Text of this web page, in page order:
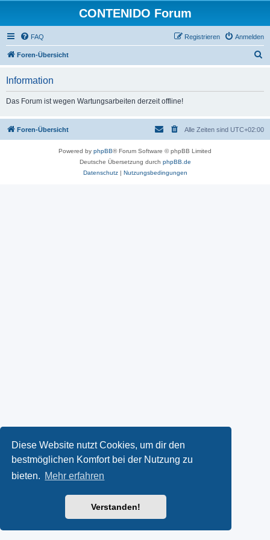
Diese Website nutzt Cookies, um dir den
bestmöglichen Komfort bei der Nutzung zu
bieten. Mehr erfahren
Verstanden!
CONTENIDO Forum
FAQ Anmelden
Registrieren
Foren-Übersicht
Information
Das Forum ist wegen Wartungsarbeiten derzeit offline!
Foren-Übersicht Alle Zeiten sind UTC+02:00
Powered by phpBB® Forum Software © phpBB Limited
Deutsche Übersetzung durch phpBB.de
Datenschutz| Nutzungsbedingungen